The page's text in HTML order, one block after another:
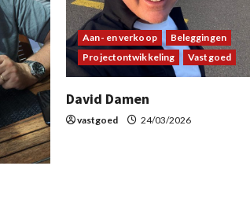
Aan- en verkoop
Beleggingen
Projectontwikkeling
Vastgoed
David Damen
vastgoed 24/03/2026